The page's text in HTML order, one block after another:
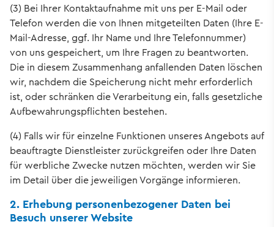
(3) Bei Ihrer Kontaktaufnahme mit uns per E-Mail oder
Telefon werden die von Ihnen mitgeteilten Daten (Ihre E-
Mail-Adresse, ggf. Ihr Name und Ihre Telefonnummer)
von uns gespeichert, um Ihre Fragen zu beantworten.
Die in diesem Zusammenhang anfallenden Daten löschen
wir, nachdem die Speicherung nicht mehr erforderlich
ist, oder schränken die Verarbeitung ein, falls gesetzliche
Aufbewahrungspflichten bestehen.
(4) Falls wir für einzelne Funktionen unseres Angebots auf
beauftragte Dienstleister zurückgreifen oder Ihre Daten
für werbliche Zwecke nutzen möchten, werden wir Sie
im Detail über die jeweiligen Vorgänge informieren.
2. Erhebung personenbezogener Daten bei
Besuch unserer Website